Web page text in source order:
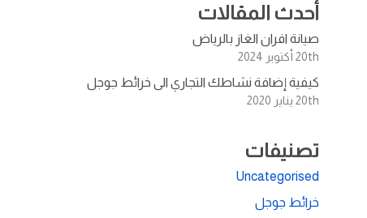
أحدث المقالات
صيانة افران الغاز بالرياض
20th أكتوبر 2024
كيفية إضافة نشاطك التجاري الى خرائط جوجل
20th يناير 2020
تصنيفات
Uncategorised
خرائط جوجل